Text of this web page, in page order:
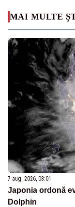
MAI MULTE
7 aug. 2026, 08:01
Japonia ordonă
Dolphin